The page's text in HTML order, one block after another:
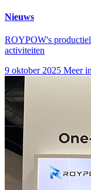
Nieuws
ROYPOW's
activiteiten
9 oktober 2025 Meer